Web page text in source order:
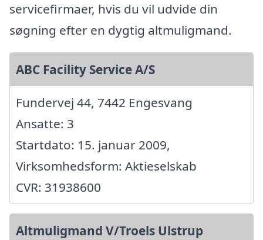
servicefirmaer, hvis du vil udvide din
søgning efter en dygtig altmuligmand.
ABC Facility Service A/S
Fundervej 44, 7442 Engesvang
Ansatte: 3
Startdato: 15. januar 2009,
Virksomhedsform: Aktieselskab
CVR: 31938600
Altmuligmand V/Troels Ulstrup